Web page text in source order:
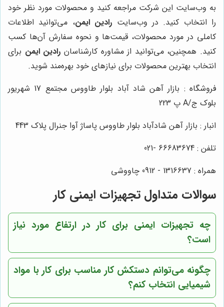
به وب‌سایت این شرکت مراجعه کنید و محصولات مورد نظر خود
را انتخاب کنید. در وب‌سایت رادین ایمن، می‌توانید اطلاعات
کاملی در مورد محصولات، قیمت‌ها و نحوه سفارش آن‌ها کسب
کنید. همچنین، می‌توانید از مشاوره کارشناسان رادین ایمن برای
انتخاب بهترین محصولات برای نیازهای خود بهره‌مند شوید.
فروشگاه : بازار آهن شاد آباد بلوار طاووس مجتمع 17 شهریور
بلوک ج/A پ 223
انبار : بازار آهن شادآباد بلوار طاووس پاساژ آوا جنرال پلاک 443
تلفن : 66683674 -021
همراه : 1316637 - 0912 چاووشی
سوالات متداول تجهیزات ایمنی کار
چه تجهیزات ایمنی برای کار در ارتفاع مورد نیاز
است؟
چگونه می‌توانم دستکش کار مناسب برای کار با مواد
شیمیایی انتخاب کنم؟